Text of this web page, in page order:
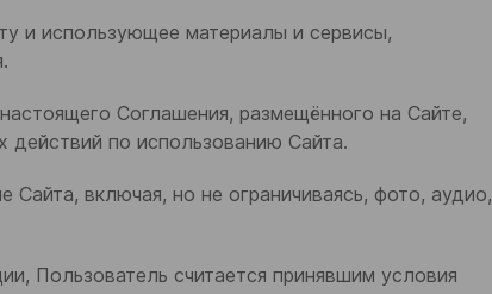
и использующее материалы и сервисы,
Соглашения, размещённого на Сайте,
по использованию Сайта.
Сайта, включая, но не ограничиваясь, фото, аудио,
Пользователь считается принявшим условия